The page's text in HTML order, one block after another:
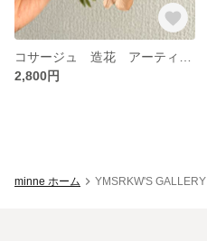
2,800円
minne ホーム YMSRKW'S